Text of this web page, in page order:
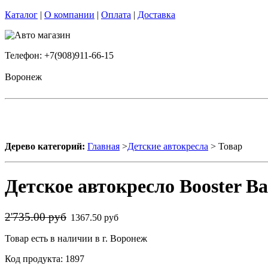
Каталог | О компании | Оплата | Доставка
Телефон: +7(908)911-66-15
Воронеж
Дерево категорий: Главная >Детские автокресла > Товар
Детское автокресло Booster
2'735.00 руб 1367.50 руб
Товар есть в наличии в г. Воронеж
Код продукта: 1897